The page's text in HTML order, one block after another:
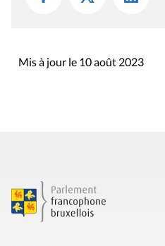
Mis à jour le 10 août 2023